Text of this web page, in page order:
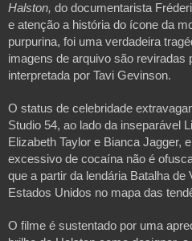
Halston, do documentarista
e atenção a história do ícone da
purpurina, foi uma verdadeira
imagens de arquivo são reviradas
interpretada por Tavi Gevinson.
O status de celebridade
Studio 54, ao lado da inseparável
Elizabeth Taylor e Bianca Jagger,
excessivo de cocaína não é
que a partir da lendária Batalha
Estados Unidos no mapa das
O filme é sustentado por uma